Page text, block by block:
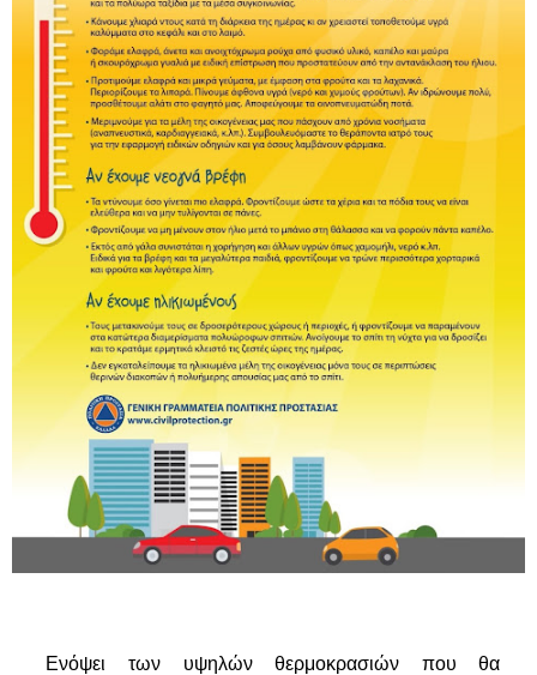
Ενόψει των υψηλών θερμοκρασιών που θα